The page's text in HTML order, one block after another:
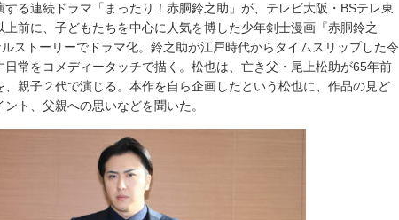
る連続ドラマ「まったり！赤胴鈴之助」が、テレビ大阪・BSテレ東
前に、子どもたちを中心に人気を博した少年剣士漫画『赤胴鈴之
ストーリーでドラマ化。鈴之助が江戸時代からタイムスリップした令
常をコメディータッチで描く。松也は、亡き父・尾上松助が65年前
親子２代で演じる。本作を自ら企画したという松也に、作品の見ど
ト、父親への思いなどを聞いた。